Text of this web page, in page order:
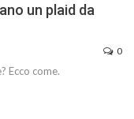
un plaid da
0
Ecco come.